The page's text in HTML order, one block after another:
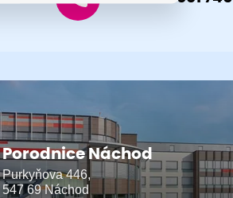
Porodnice Náchod
Purkyňova 446,
547 69 Náchod